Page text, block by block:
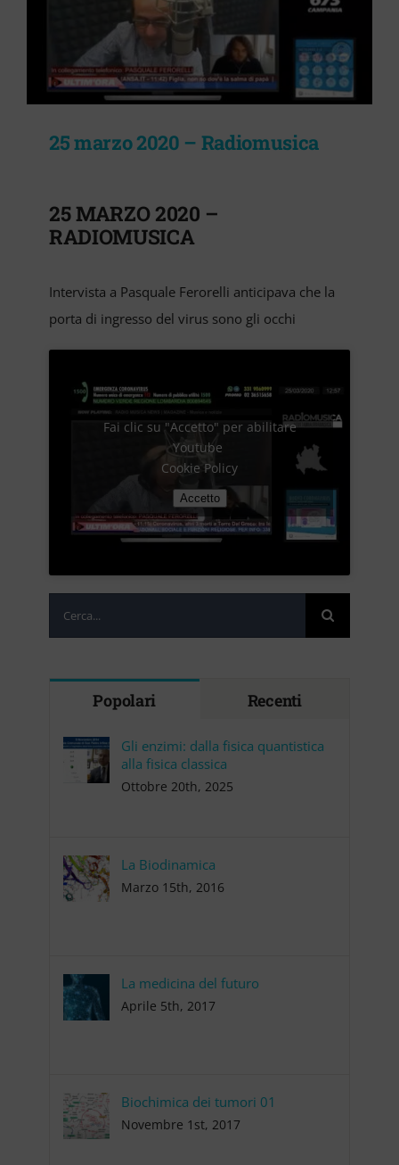
25 marzo 2020 – Radiomusica
25 MARZO 2020 –
RADIOMUSICA
Intervista a Pasquale Ferorelli anticipava che la
porta di ingresso del virus sono gli occhi
Fai clic su "Accetto" per abilitare
Youtube
Cookie Policy
Accetto
Popolari Recenti
Gli enzimi: dalla fisica quantistica
alla fisica classica
Ottobre 20th, 2025
La Biodinamica
Marzo 15th, 2016
La medicina del futuro
Aprile 5th, 2017
Biochimica dei tumori 01
Novembre 1st, 2017